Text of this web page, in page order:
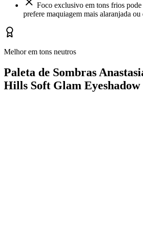
Foco exclusivo em tons frios pode
prefere maquiagem mais alaranjada ou
Melhor em tons neutros
Paleta de Sombras
Hills Soft Glam Eyeshadow